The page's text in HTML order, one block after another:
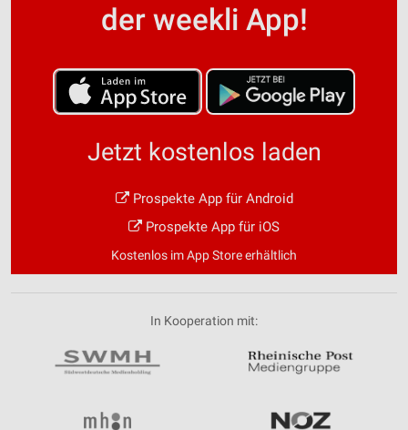
der weekli App!
Jetzt kostenlos laden
Prospekte App für Android
Prospekte App für iOS
Kostenlos im App Store erhältlich
In Kooperation mit: